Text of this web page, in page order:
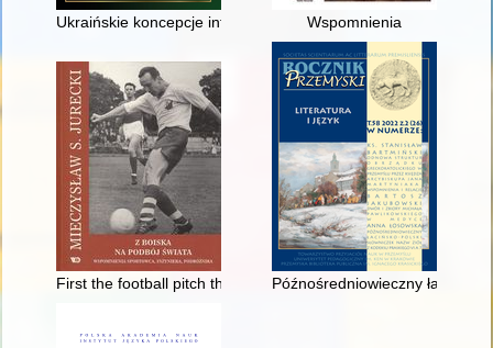
Ukraińskie koncepcje integracji Europy Środkowo-Wschodniej
Wspomnienia
First the football pitch the then world : memoirs of a
Późnośredniowieczny